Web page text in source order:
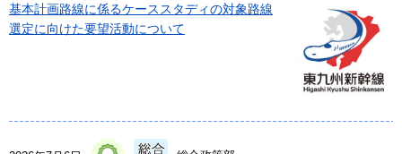
基本計画路線に係るケーススタディの対象路線
選定に向けた要望活動について